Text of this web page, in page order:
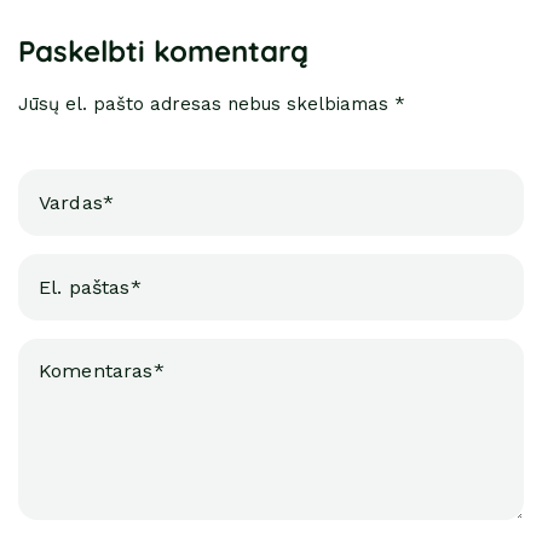
Paskelbti komentarą
Jūsų el. pašto adresas nebus skelbiamas *